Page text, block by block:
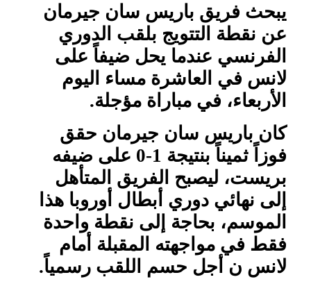
يبحث فريق باريس سان جيرمان
عن نقطة التتويج بلقب الدوري
الفرنسي عندما يحل ضيفاً على
لانس في العاشرة مساء اليوم
الأربعاء، في مباراة مؤجلة.
كان باريس سان جيرمان حقق
فوزاً ثميناً بنتيجة 1-0 على ضيفه
بريست، ليصبح الفريق المتأهل
إلى نهائي دوري أبطال أوروبا هذا
الموسم، بحاجة إلى نقطة واحدة
فقط في مواجهته المقبلة أمام
لانس ن أجل حسم اللقب رسمياً.